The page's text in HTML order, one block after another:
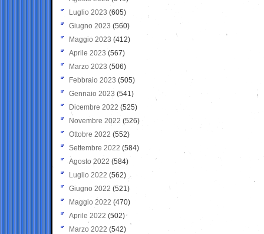
Luglio 2023 (605)
Giugno 2023 (560)
Maggio 2023 (412)
Aprile 2023 (567)
Marzo 2023 (506)
Febbraio 2023 (505)
Gennaio 2023 (541)
Dicembre 2022 (525)
Novembre 2022 (526)
Ottobre 2022 (552)
Settembre 2022 (584)
Agosto 2022 (584)
Luglio 2022 (562)
Giugno 2022 (521)
Maggio 2022 (470)
Aprile 2022 (502)
Marzo 2022 (542)